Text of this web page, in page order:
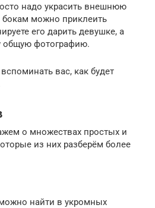
надо украсить внешнюю
бокам можно приклеить
его дарить девушке, а
общую фотографию.
вас, как будет
о множествах простых и
из них разберём более
найти в укромных